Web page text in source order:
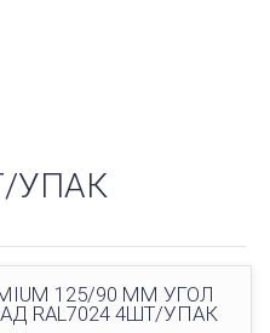
УПАК
125/90 ММ УГОЛ
RAL7024 4ШТ/УПАК